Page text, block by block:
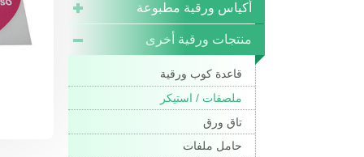
أكياس ورقية مطبوعة
منتجات ورقية أخرى
قاعدة كوب ورقية
ملصقات / استيكر
تاق ورق
حامل ملفات